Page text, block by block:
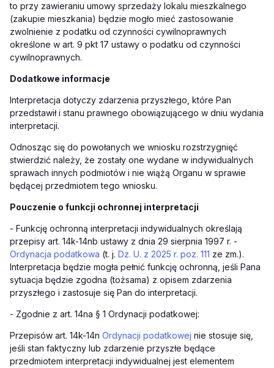
to przy zawieraniu umowy sprzedaży lokalu mieszkalnego
(zakupie mieszkania) będzie mogło mieć zastosowanie
zwolnienie z podatku od czynności cywilnoprawnych
określone w art. 9 pkt 17 ustawy o podatku od czynności
cywilnoprawnych.
Dodatkowe informacje
Interpretacja dotyczy zdarzenia przyszłego, które Pan
przedstawił i stanu prawnego obowiązującego w dniu wydania
interpretacji.
Odnosząc się do powołanych we wniosku rozstrzygnięć
stwierdzić należy, że zostały one wydane w indywidualnych
sprawach innych podmiotów i nie wiążą Organu w sprawie
będącej przedmiotem tego wniosku.
Pouczenie o funkcji ochronnej interpretacji
- Funkcję ochronną interpretacji indywidualnych określają
przepisy art. 14k-14nb ustawy z dnia 29 sierpnia 1997 r. -
Ordynacja podatkowa (t. j. Dz. U. z 2025 r. poz. 111 ze zm.).
Interpretacja będzie mogła pełnić funkcję ochronną, jeśli Pana
sytuacja będzie zgodna (tożsama) z opisem zdarzenia
przyszłego i zastosuje się Pan do interpretacji.
- Zgodnie z art. 14na § 1 Ordynacji podatkowej:
Przepisów art. 14k-14n Ordynacji podatkowej nie stosuje się,
jeśli stan faktyczny lub zdarzenie przyszłe będące
przedmiotem interpretacji indywidualnej jest elementem